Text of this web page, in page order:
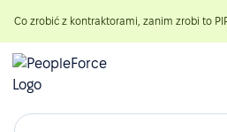
Co zrobić z kontraktorami, zanim zrobi to